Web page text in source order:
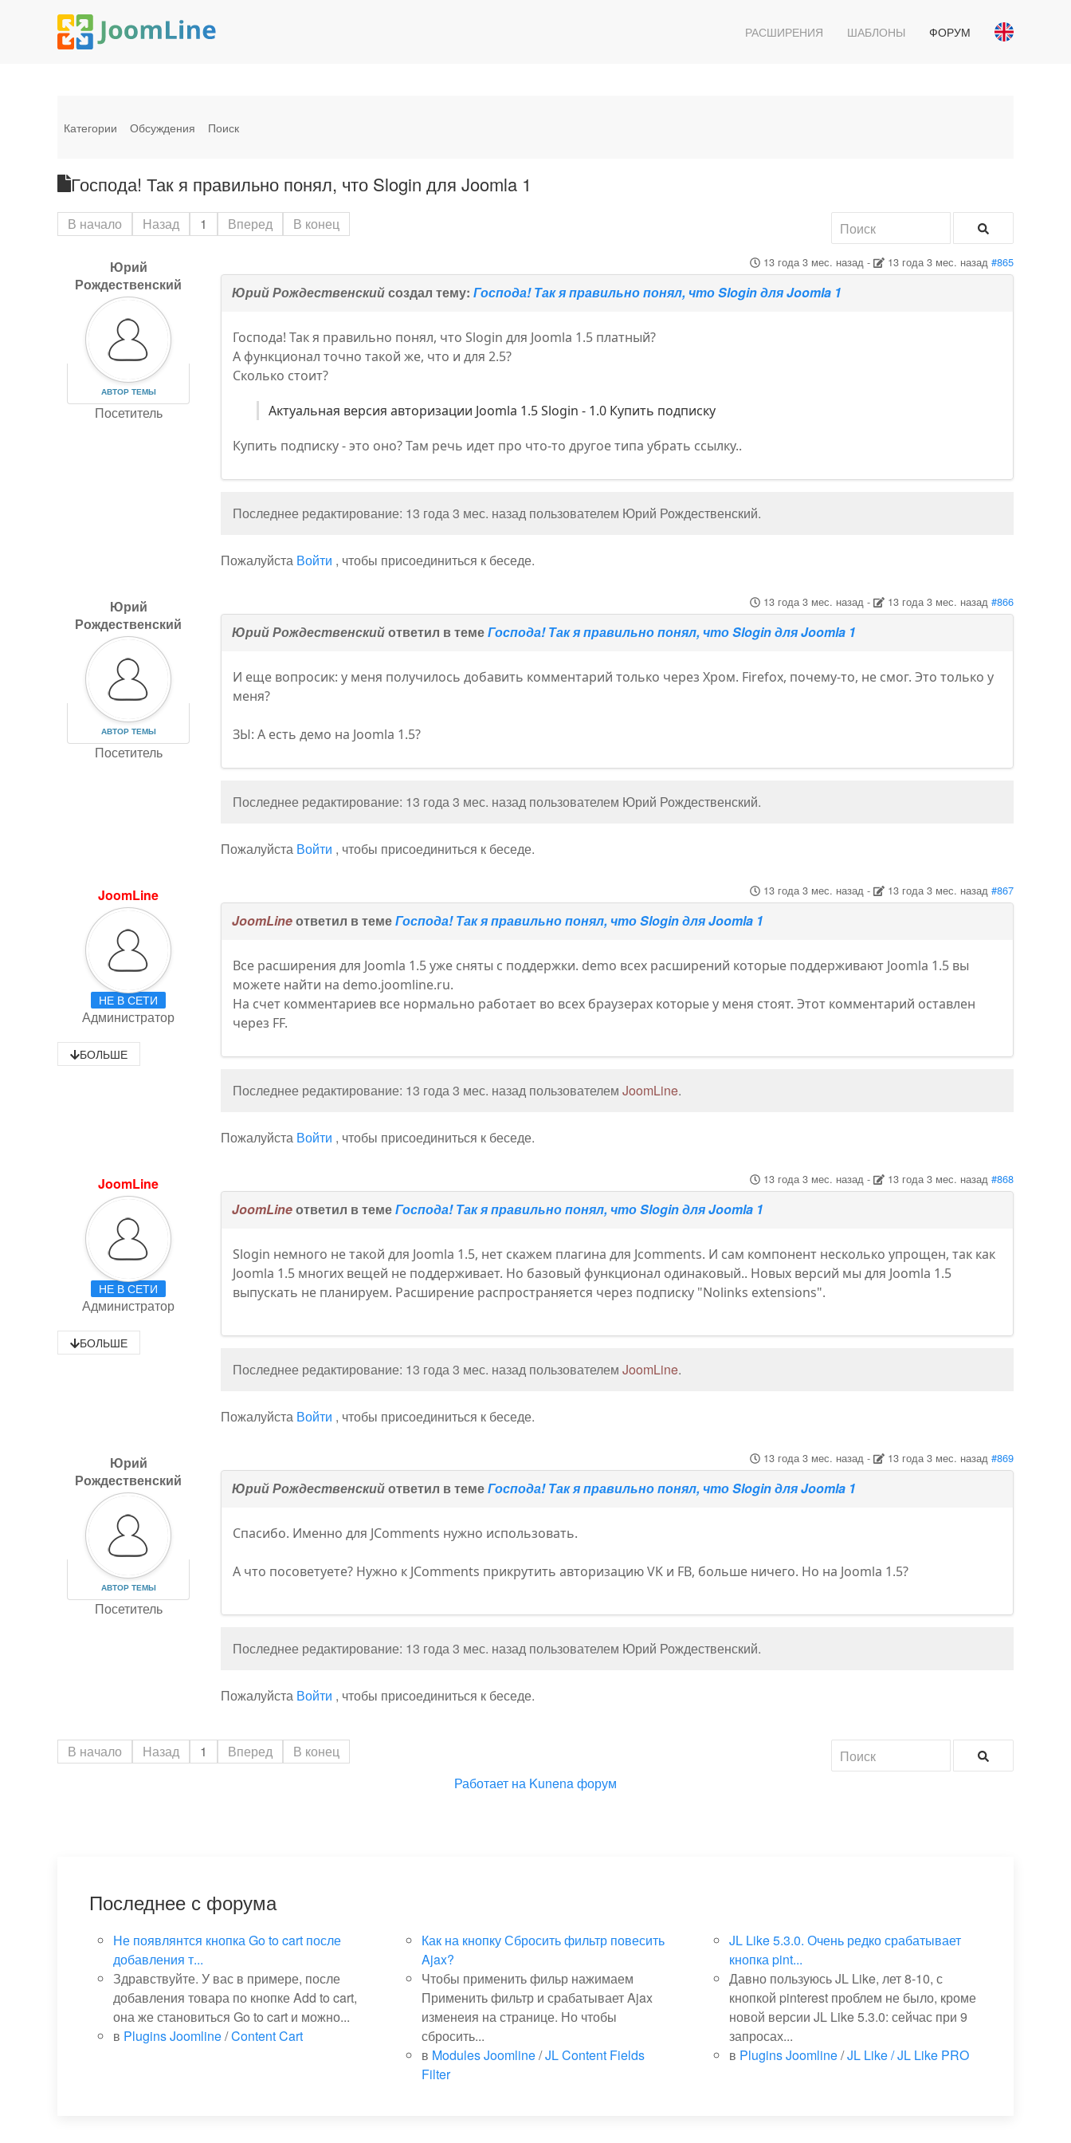
РАСШИРЕНИЯ ШАБЛОНЫ ФОРУМ
Категории Обсуждения Поиск
Господа! Так я правильно понял, что Slogin для Joomla 1
В начало Назад 1 Вперед В конец
Юрий
Рождественский
АВТОР ТЕМЫ
Посетитель
13 года 3 мес. назад- 13 года 3 мес. назад #865
Юрий Рождественскийсоздал тему:Господа! Так я правильно понял, что Slogin для Joomla 1
Господа! Так я правильно понял, что Slogin для Joomla 1.5 платный?
А функционал точно такой же, что и для 2.5?
Сколько стоит?
Актуальная версия авторизации Joomla 1.5 Slogin - 1.0 Купить подписку
Купить подписку - это оно? Там речь идет про что-то другое типа убрать ссылку..
Последнее редактирование: 13 года 3 мес. назад пользователем Юрий Рождественский.
Пожалуйста Войти , чтобы присоединиться к беседе.
Юрий
Рождественский
АВТОР ТЕМЫ
Посетитель
13 года 3 мес. назад- 13 года 3 мес. назад #866
Юрий Рождественскийответил в темеГоспода! Так я правильно понял, что Slogin для Joomla 1
И еще вопросик: у меня получилось добавить комментарий только через Хром. Firefox, почему-то, не смог. Это только у
меня?
ЗЫ: А есть демо на Joomla 1.5?
Последнее редактирование: 13 года 3 мес. назад пользователем Юрий Рождественский.
Пожалуйста Войти , чтобы присоединиться к беседе.
JoomLine
НЕ В СЕТИ
Администратор
БОЛЬШЕ
13 года 3 мес. назад- 13 года 3 мес. назад #867
JoomLineответил в темеГоспода! Так я правильно понял, что Slogin для Joomla 1
Все расширения для Joomla 1.5 уже сняты с поддержки. demo всех расширений которые поддерживают Joomla 1.5 вы
можете найти на demo.joomline.ru.
На счет комментариев все нормально работает во всех браузерах которые у меня стоят. Этот комментарий оставлен
через FF.
Последнее редактирование: 13 года 3 мес. назад пользователемJoomLine.
Пожалуйста Войти , чтобы присоединиться к беседе.
JoomLine
НЕ В СЕТИ
Администратор
БОЛЬШЕ
13 года 3 мес. назад- 13 года 3 мес. назад #868
JoomLineответил в темеГоспода! Так я правильно понял, что Slogin для Joomla 1
Slogin немного не такой для Joomla 1.5, нет скажем плагина для Jcomments. И сам компонент несколько упрощен, так как
Joomla 1.5 многих вещей не поддерживает. Но базовый функционал одинаковый.. Новых версий мы для Joomla 1.5
выпускать не планируем. Расширение распространяется через подписку "Nolinks extensions".
Последнее редактирование: 13 года 3 мес. назад пользователемJoomLine.
Пожалуйста Войти , чтобы присоединиться к беседе.
Юрий
Рождественский
АВТОР ТЕМЫ
Посетитель
13 года 3 мес. назад- 13 года 3 мес. назад #869
Юрий Рождественскийответил в темеГоспода! Так я правильно понял, что Slogin для Joomla 1
Спасибо. Именно для JComments нужно использовать.
А что посоветуете? Нужно к JComments прикрутить авторизацию VK и FB, больше ничего. Но на Joomla 1.5?
Последнее редактирование: 13 года 3 мес. назад пользователем Юрий Рождественский.
Пожалуйста Войти , чтобы присоединиться к беседе.
В начало Назад 1 Вперед
В конец
Работает на Kunena форум
Последнее с форума
Не появлянтся кнопка Go to cart после
добавления т...
Здравствуйте. У вас в примере, после
добавления товара по кнопке Add to cart,
она же становиться Go to cart и можно...
в Plugins Joomline/Content Cart
Как на кнопку Сбросить фильтр повесить
Ajax?
Чтобы применить фильр нажимаем
Применить фильтр и срабатывает Ajax
изменеия на странице. Но чтобы
сбросить...
в Modules Joomline/JL Content Fields
Filter
JL Like 5.3.0. Очень редко срабатывает
кнопка pint...
Давно пользуюсь JL Like, лет 8-10, с
кнопкой pinterest проблем не было, кроме
новой версии JL Like 5.3.0: сейчас при 9
запросах...
в Plugins Joomline/JL Like / JL Like PRO